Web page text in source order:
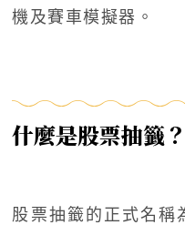
機及賽車模擬器。
什麼是股票抽籤？
股票抽籤的正式名稱